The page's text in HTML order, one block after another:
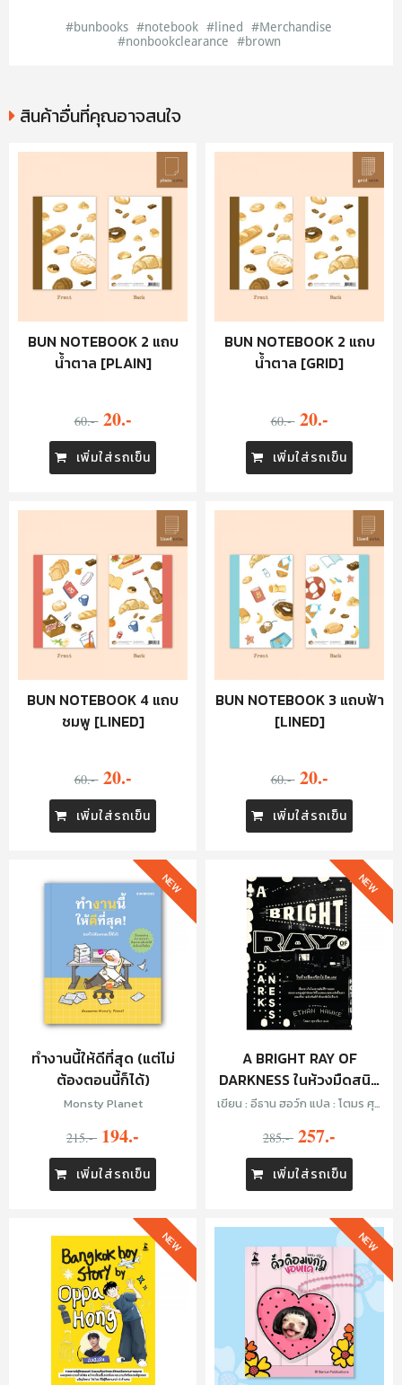
#bunbooks #notebook #lined #Merchandise
#nonbookclearance #brown
สินค้าอื่นที่คุณอาจสนใจ
BUN NOTEBOOK 2 แถบ
น้ำตาล [PLAIN]
60.- 20.-
เพิ่มใส่รถเข็น
BUN NOTEBOOK 2 แถบ
น้ำตาล [GRID]
60.- 20.-
เพิ่มใส่รถเข็น
BUN NOTEBOOK 4 แถบ
ชมพู [LINED]
60.- 20.-
เพิ่มใส่รถเข็น
BUN NOTEBOOK 3 แถบฟ้า
[LINED]
60.- 20.-
เพิ่มใส่รถเข็น
ทำงานนี้ให้ดีที่สุด (แต่ไม่
ต้องตอนนี้ก็ได้)
Monsty Planet
215.- 194.-
เพิ่มใส่รถเข็น
NEW
A BRIGHT RAY OF
DARKNESS ในห้วงมืดสนิท
ไม่มิดแสง
เขียน : อีธาน ฮอว์ก แปล : โตมร ศุข
285.- 257.-
เพิ่มใส่รถเข็น
NEW
NEW NEW